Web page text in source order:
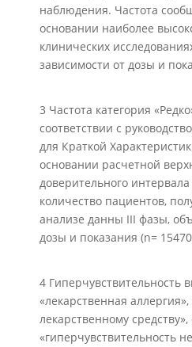
наблюдения. Частота
основании наиболее
клинических
зависимости от дозы и
3 Частота категория
соответствии с
для Краткой
основании расчетной
доверительного
количество пациентов,
анализе данны III фазы,
дозы и показания (n=
4 Гиперчувствительность
«лекарственная
лекарственному
«гиперчувствительность